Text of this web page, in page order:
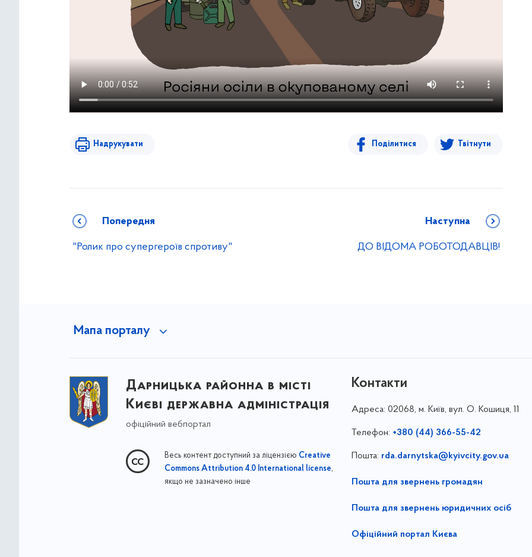
Надрукувати Поділитися Твітнути
Попередня
"Ролик про супергероїв спротиву"
Наступна
ДО ВІДОМА РОБОТОДАВЦІВ!
Мапа порталу
Дарницька районна в місті
Києві державна адміністрація
офіційний вебпортал
Весь контент доступний за ліцензією Creative
Commons Attribution 4.0 International license,
якщо не зазначено інше
Контакти
Адреса: 02068, м. Київ, вул. О. Кошиця, 11
Телефон: +380 (44) 366-55-42
Пошта: rda.darnytska@kyivcity.gov.ua
Пошта для звернень громадян
Пошта для звернень юридичних осіб
Офіційний портал Києва